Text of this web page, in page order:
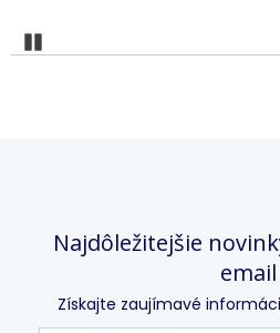
Najdôležitejšie
email
Získajte zaujímavé